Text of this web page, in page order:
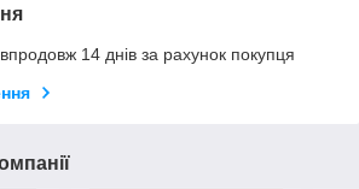
14 днів за рахунок покупця